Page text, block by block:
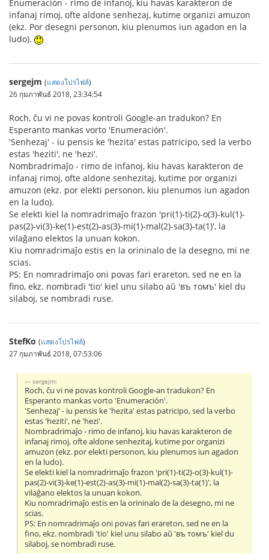
Enumeración - rimo de infanoj, kiu havas karakteron de
infanaj rimoj, ofte aldone senhezaj, kutime organizi amuzon
(ekz. Por desegni personon, kiu plenumos iun agadon en la
ludo).
sergejm (แสดงโปรไฟล์)
26 กุมภาพันธ์ 2018, 23:34:54
Roch, ĉu vi ne povas kontroli Google-an tradukon? En
Esperanto mankas vorto 'Enumeración'.
'Senhezaj' - iu pensis ke 'hezita' estas patricipo, sed la verbo
estas 'heziti', ne 'hezi'.
Nombradrimaĵo - rimo de infanoj, kiu havas karakteron de
infanaj rimoj, ofte aldone senhezitaj, kutime por organizi
amuzon (ekz. por elekti personon, kiu plenumos iun agadon
en la ludo).
Se elekti kiel la nomradrimaĵo frazon 'pri(1)-ti(2)-o(3)-kul(1)-
pas(2)-vi(3)-ke(1)-est(2)-as(3)-mi(1)-mal(2)-sa(3)-ta(1)', la
vilaĝano elektos la unuan kokon.
Kiu nomradrimaĵo estis en la orininalo de la desegno, mi ne
scias.
PS: En nomradrimaĵo oni povas fari erareton, sed ne en la
fino, ekz. nombradi 'tio' kiel unu silabo aŭ 'въ томъ' kiel du
silaboj, se nombradi ruse.
StefKo (แสดงโปรไฟล์)
27 กุมภาพันธ์ 2018, 07:53:06
sergejm:
Roch, ĉu vi ne povas kontroli Google-an tradukon? En
Esperanto mankas vorto 'Enumeración'.
'Senhezaj' - iu pensis ke 'hezita' estas patricipo, sed la verbo
estas 'heziti', ne 'hezi'.
Nombradrimaĵo - rimo de infanoj, kiu havas karakteron de
infanaj rimoj, ofte aldone senhezitaj, kutime por organizi
amuzon (ekz. por elekti personon, kiu plenumos iun agadon
en la ludo).
Se elekti kiel la nomradrimaĵo frazon 'pri(1)-ti(2)-o(3)-kul(1)-
pas(2)-vi(3)-ke(1)-est(2)-as(3)-mi(1)-mal(2)-sa(3)-ta(1)', la
vilaĝano elektos la unuan kokon.
Kiu nomradrimaĵo estis en la orininalo de la desegno, mi ne
scias.
PS: En nomradrimaĵo oni povas fari erareton, sed ne en la
fino, ekz. nombradi 'tio' kiel unu silabo aŭ 'въ томъ' kiel du
silaboj, se nombradi ruse.